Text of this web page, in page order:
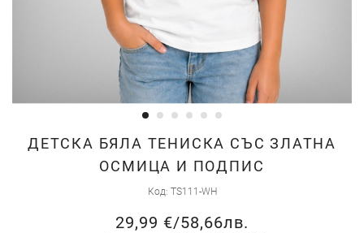
ДЕТСКА БЯЛА ТЕНИСКА СЪС ЗЛАТНА
ОСМИЦА И ПОДПИС
Код TS111-WH
29,99 €/58,66лв.
Преминете